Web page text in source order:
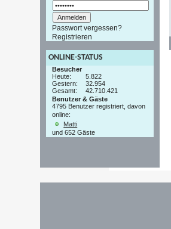
Passwort vergessen?
Registrieren
ONLINE-STATUS
Besucher
Heute:
5.822
Gestern:
32.954
Gesamt:
42.710.421
Benutzer & Gäste
4795 Benutzer registriert, davon
online:
Matti
und 652 Gäste